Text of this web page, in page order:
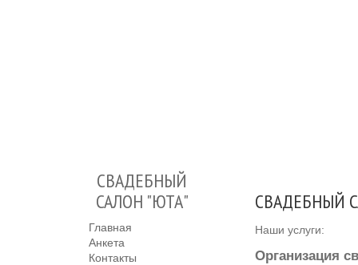
СВАДЕБНЫЙ
САЛОН "ЮТА"
Главная
Анкета
Контакты
СВАДЕБНЫЙ
Наши услуги:
Организация